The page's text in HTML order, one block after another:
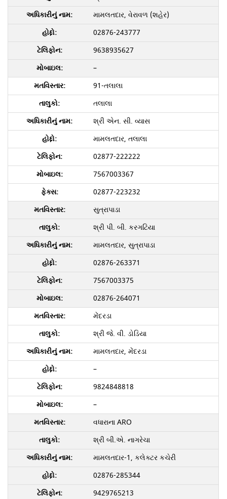
મામલતદાર, વેરાવળ (શહેર)
02876-243777
9638935627
–
91-તલાલા
તલાલા
શ્રી એન. સી. વ્યાસ
મામલતદાર, તલાલા
02877-222222
7567003367
02877-223232
સુત્રાપાડા
શ્રી પી. બી. કરગટિયા
મામલતદાર, સુત્રાપાડા
02876-263371
7567003375
02876-264071
મેંદરડા
શ્રી જે. વી. ડોડિયા
મામલતદાર, મેંદરડા
–
9824848818
–
વધારાના ARO
શ્રી બી.એ. નાગરેચા
મામલતદાર-1, કલેક્ટર કચેરી
02876-285344
9429765213